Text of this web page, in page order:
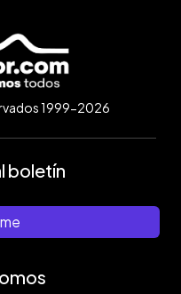
1999-2026
boletín